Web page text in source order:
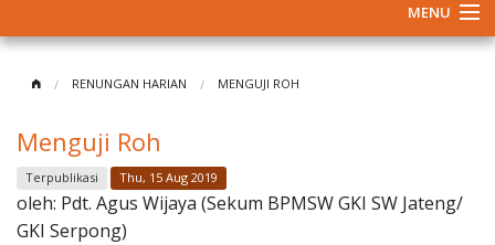
MENU
Klasis dan Jemaat
Berita Kegiatan
RENUNGAN HARIAN MENGUJI ROH
Menguji Roh
Terpublikasi Thu, 15 Aug 2019
oleh: Pdt. Agus Wijaya (Sekum BPMSW GKI SW Jateng/
GKI Serpong)